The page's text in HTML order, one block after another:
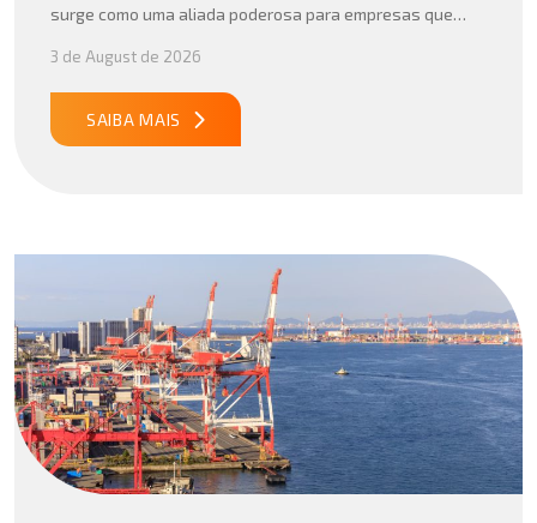
surge como uma aliada poderosa para empresas que
suas operações internacionais. Mais do que automatizar
tarefas, a IA vem sendo aplicada para interpretar dados
complexos, […]
3 de August de 2026
SAIBA MAIS